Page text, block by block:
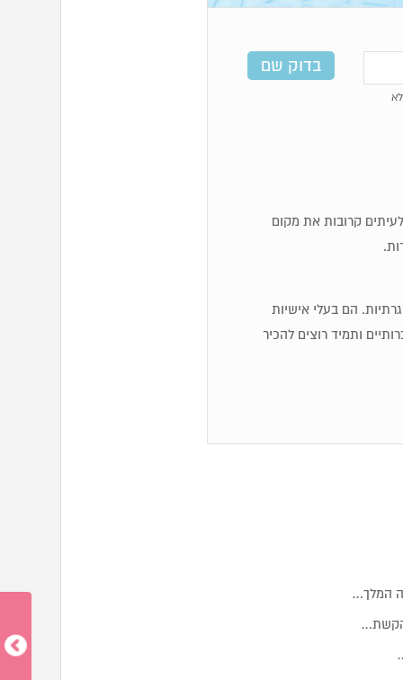
לעיתים קרובות את מקום
שגרתיות. הם בעלי אישיות
ותמיד רוצים להכיר
המלך…
הקשת…